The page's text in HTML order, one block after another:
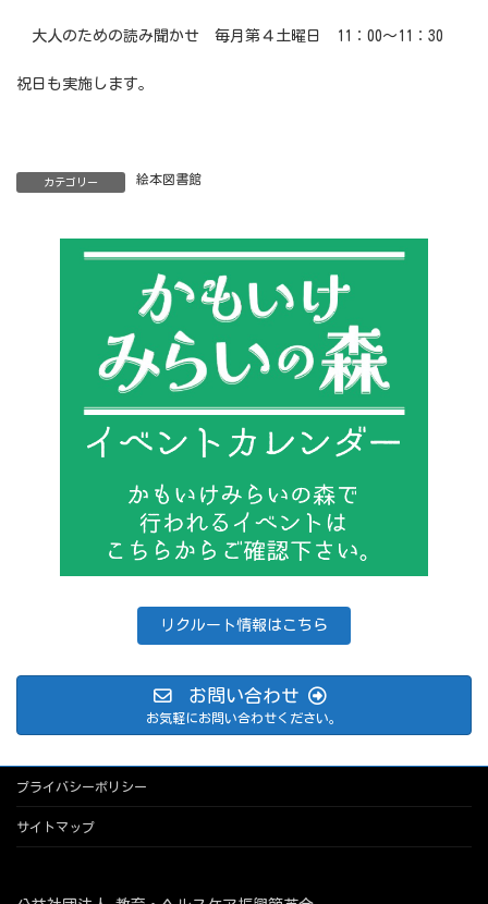
大人のための読み聞かせ 毎月第４土曜日 11：00～11：30
祝日も実施します。
カテゴリー 絵本図書館
リクルート情報はこちら
お問い合わせ
お気軽にお問い合わせください。
プライバシーポリシー
サイトマップ